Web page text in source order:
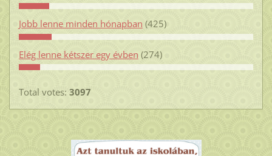
Jobb lenne minden hónapban (425)
Elég lenne kétszer egy évben (274)
Total votes: 3097